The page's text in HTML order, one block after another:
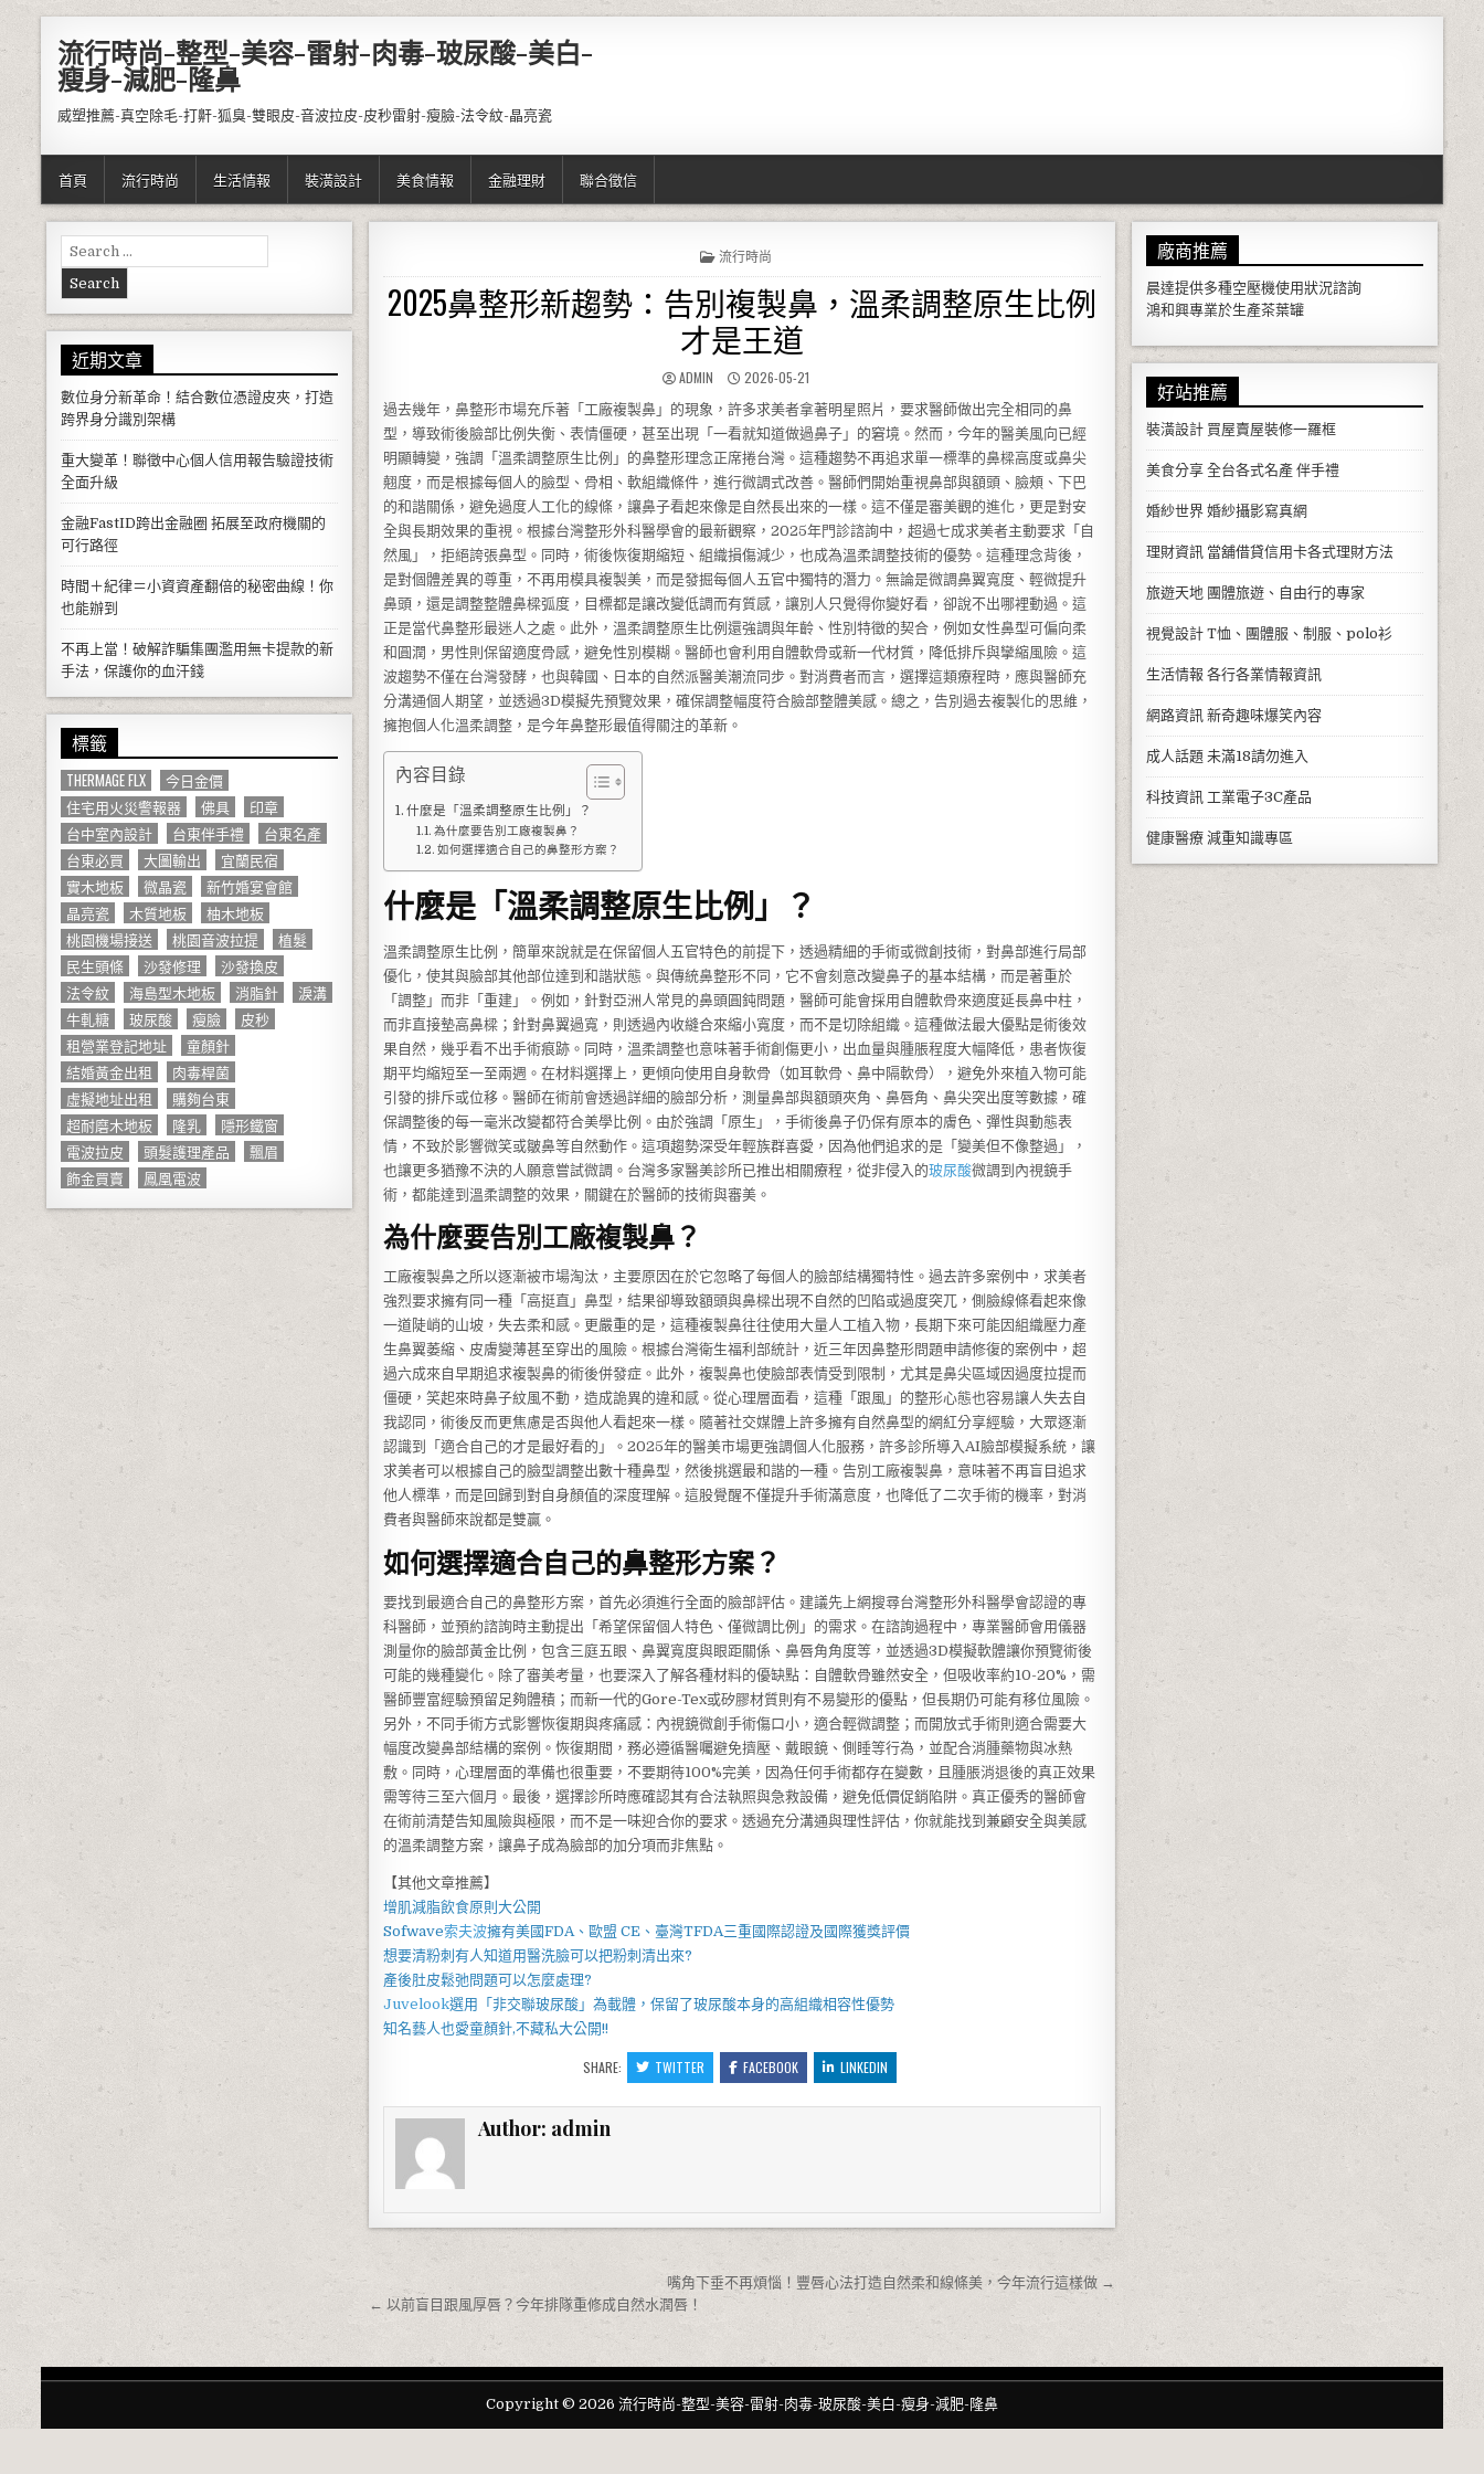
流行時尚-整型-美容-雷射-肉毒-玻尿酸-美白-
瘦身-減肥-隆鼻
威塑推薦-真空除毛-打鼾-狐臭-雙眼皮-音波拉皮-皮秒雷射-瘦臉-法令紋-晶亮瓷
首頁 流行時尚 生活情報 裝潢設計 美食情報 金融理財 聯合徵信
POSTED IN
流行時尚
2025鼻整形新趨勢：告別複製鼻，溫柔調整原生比例
才是王道
AUTHOR:
ADMIN PUBLISHED DATE:
2026-05-21
過去幾年，鼻整形市場充斥著「工廠複製鼻」的現象，許多求美者拿著明星照片，要求醫師做出完全相同的鼻
型，導致術後臉部比例失衡、表情僵硬，甚至出現「一看就知道做過鼻子」的窘境。然而，今年的醫美風向已經
明顯轉變，強調「溫柔調整原生比例」的鼻整形理念正席捲台灣。這種趨勢不再追求單一標準的鼻樑高度或鼻尖
翹度，而是根據每個人的臉型、骨相、軟組織條件，進行微調式改善。醫師們開始重視鼻部與額頭、臉頰、下巴
的和諧關係，避免過度人工化的線條，讓鼻子看起來像是自然長出來的一樣。這不僅是審美觀的進化，更是對安
全與長期效果的重視。根據台灣整形外科醫學會的最新觀察，2025年門診諮詢中，超過七成求美者主動要求「自
然風」，拒絕誇張鼻型。同時，術後恢復期縮短、組織損傷減少，也成為溫柔調整技術的優勢。這種理念背後，
是對個體差異的尊重，不再用模具複製美，而是發掘每個人五官中獨特的潛力。無論是微調鼻翼寬度、輕微提升
鼻頭，還是調整整體鼻樑弧度，目標都是讓改變低調而有質感，讓別人只覺得你變好看，卻說不出哪裡動過。這
正是當代鼻整形最迷人之處。此外，溫柔調整原生比例還強調與年齡、性別特徵的契合，例如女性鼻型可偏向柔
和圓潤，男性則保留適度骨感，避免性別模糊。醫師也會利用自體軟骨或新一代材質，降低排斥與攣縮風險。這
波趨勢不僅在台灣發酵，也與韓國、日本的自然派醫美潮流同步。對消費者而言，選擇這類療程時，應與醫師充
分溝通個人期望，並透過3D模擬先預覽效果，確保調整幅度符合臉部整體美感。總之，告別過去複製化的思維，
擁抱個人化溫柔調整，是今年鼻整形最值得關注的革新。
內容目錄
什麼是「溫柔調整原生比例」？
為什麼要告別工廠複製鼻？
如何選擇適合自己的鼻整形方案？
什麼是「溫柔調整原生比例」？
溫柔調整原生比例，簡單來說就是在保留個人五官特色的前提下，透過精細的手術或微創技術，對鼻部進行局部
優化，使其與臉部其他部位達到和諧狀態。與傳統鼻整形不同，它不會刻意改變鼻子的基本結構，而是著重於
「調整」而非「重建」。例如，針對亞洲人常見的鼻頭圓鈍問題，醫師可能會採用自體軟骨來適度延長鼻中柱，
而非直接墊高鼻樑；針對鼻翼過寬，則透過內收縫合來縮小寬度，而不是切除組織。這種做法最大優點是術後效
果自然，幾乎看不出手術痕跡。同時，溫柔調整也意味著手術創傷更小，出血量與腫脹程度大幅降低，患者恢復
期平均縮短至一至兩週。在材料選擇上，更傾向使用自身軟骨（如耳軟骨、鼻中隔軟骨），避免外來植入物可能
引發的排斥或位移。醫師在術前會透過詳細的臉部分析，測量鼻部與額頭夾角、鼻唇角、鼻尖突出度等數據，確
保調整後的每一毫米改變都符合美學比例。由於強調「原生」，手術後鼻子仍保有原本的膚色、彈性與動態表
情，不致於影響微笑或皺鼻等自然動作。這項趨勢深受年輕族群喜愛，因為他們追求的是「變美但不像整過」，
也讓更多猶豫不決的人願意嘗試微調。台灣多家醫美診所已推出相關療程，從非侵入的玻尿酸微調到內視鏡手
術，都能達到溫柔調整的效果，關鍵在於醫師的技術與審美。
為什麼要告別工廠複製鼻？
工廠複製鼻之所以逐漸被市場淘汰，主要原因在於它忽略了每個人的臉部結構獨特性。過去許多案例中，求美者
強烈要求擁有同一種「高挺直」鼻型，結果卻導致額頭與鼻樑出現不自然的凹陷或過度突兀，側臉線條看起來像
一道陡峭的山坡，失去柔和感。更嚴重的是，這種複製鼻往往使用大量人工植入物，長期下來可能因組織壓力產
生鼻翼萎縮、皮膚變薄甚至穿出的風險。根據台灣衛生福利部統計，近三年因鼻整形問題申請修復的案例中，超
過六成來自早期追求複製鼻的術後併發症。此外，複製鼻也使臉部表情受到限制，尤其是鼻尖區域因過度拉提而
僵硬，笑起來時鼻子紋風不動，造成詭異的違和感。從心理層面看，這種「跟風」的整形心態也容易讓人失去自
我認同，術後反而更焦慮是否與他人看起來一樣。隨著社交媒體上許多擁有自然鼻型的網紅分享經驗，大眾逐漸
認識到「適合自己的才是最好看的」。2025年的醫美市場更強調個人化服務，許多診所導入AI臉部模擬系統，讓
求美者可以根據自己的臉型調整出數十種鼻型，然後挑選最和諧的一種。告別工廠複製鼻，意味著不再盲目追求
他人標準，而是回歸到對自身顏值的深度理解。這股覺醒不僅提升手術滿意度，也降低了二次手術的機率，對消
費者與醫師來說都是雙贏。
如何選擇適合自己的鼻整形方案？
要找到最適合自己的鼻整形方案，首先必須進行全面的臉部評估。建議先上網搜尋台灣整形外科醫學會認證的專
科醫師，並預約諮詢時主動提出「希望保留個人特色、僅微調比例」的需求。在諮詢過程中，專業醫師會用儀器
測量你的臉部黃金比例，包含三庭五眼、鼻翼寬度與眼距關係、鼻唇角角度等，並透過3D模擬軟體讓你預覽術後
可能的幾種變化。除了審美考量，也要深入了解各種材料的優缺點：自體軟骨雖然安全，但吸收率約10-20%，需
醫師豐富經驗預留足夠體積；而新一代的Gore-Tex或矽膠材質則有不易變形的優點，但長期仍可能有移位風險。
另外，不同手術方式影響恢復期與疼痛感：內視鏡微創手術傷口小，適合輕微調整；而開放式手術則適合需要大
幅度改變鼻部結構的案例。恢復期間，務必遵循醫囑避免擠壓、戴眼鏡、側睡等行為，並配合消腫藥物與冰熱
敷。同時，心理層面的準備也很重要，不要期待100%完美，因為任何手術都存在變數，且腫脹消退後的真正效果
需等待三至六個月。最後，選擇診所時應確認其有合法執照與急救設備，避免低價促銷陷阱。真正優秀的醫師會
在術前清楚告知風險與極限，而不是一味迎合你的要求。透過充分溝通與理性評估，你就能找到兼顧安全與美感
的溫柔調整方案，讓鼻子成為臉部的加分項而非焦點。
【其他文章推薦】
增肌減脂飲食原則大公開
Sofwave索夫波擁有美國FDA、歐盟 CE、臺灣TFDA三重國際認證及國際獲獎評價
想要清粉刺有人知道用醫洗臉可以把粉刺清出來?
產後肚皮鬆弛問題可以怎麼處理?
Juvelook選用「非交聯玻尿酸」為載體，保留了玻尿酸本身的高組織相容性優勢
知名藝人也愛童顏針,不藏私大公開!!
SHARE: TWITTER FACEBOOK LINKEDIN
Author: admin
文章導覽
嘴角下垂不再煩惱！豐唇心法打造自然柔和線條美，今年流行這樣做 →
← 以前盲目跟風厚唇？今年排隊重修成自然水潤唇！
Search for:
近期文章
數位身分新革命！結合數位憑證皮夾，打造
跨界身分識別架構
重大變革！聯徵中心個人信用報告驗證技術
全面升級
金融FastID跨出金融圈 拓展至政府機關的
可行路徑
時間＋紀律＝小資資產翻倍的秘密曲線！你
也能辦到
不再上當！破解詐騙集團濫用無卡提款的新
手法，保護你的血汗錢
標籤
THERMAGE FLX
今日金價
住宅用火災警報器
佛具
印章
台中室內設計
台東伴手禮
台東名產
台東必買
大圖輸出
宜蘭民宿
實木地板
微晶瓷
新竹婚宴會館
晶亮瓷
木質地板
柚木地板
桃園機場接送
桃園音波拉提
植髮
民生頭條
沙發修理
沙發換皮
法令紋
海島型木地板 消脂針
淚溝
牛軋糖
玻尿酸 瘦臉
皮秒
租營業登記地址
童顏針
結婚黃金出租
肉毒桿菌
虛擬地址出租
購夠台東
超耐磨木地板
隆乳
隱形鐵窗
電波拉皮
頭髮護理產品
飄眉
飾金買賣
鳳凰電波
廠商推薦
晨達提供多種空壓機使用狀況諮詢
鴻和興專業於生產茶葉罐
好站推薦
裝潢設計買屋賣屋裝修一羅框
美食分享全台各式名產 伴手禮
婚紗世界婚紗攝影寫真網
理財資訊當舖借貸信用卡各式理財方法
旅遊天地團體旅遊、自由行的專家
視覺設計T恤、團體服、制服、polo衫
生活情報 各行各業情報資訊
網路資訊新奇趣味爆笑內容
成人話題未滿18請勿進入
科技資訊工業電子3C產品
健康醫療減重知識專區
Copyright © 2026 流行時尚-整型-美容-雷射-肉毒-玻尿酸-美白-瘦身-減肥-隆鼻